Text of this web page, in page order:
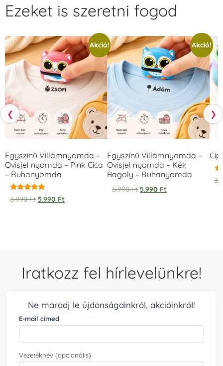
❮
Ezeket is szeretni fogod
Akció!
Egyszínű Villámnyomda –
Ovisjel nyomda – Pink Cica
– Ruhanyomda
Értékelés:
5.00
6.990Ft 5.990 Ft
Akció!
Egyszínű Villámnyomda –
Ovisjel nyomda – Kék
Bagoly – Ruhanyomda
6.990Ft 5.990 Ft
❯
Iratkozz fel hírlevelünkre!
Ne maradj le újdonságainkról, akcióinkról!
E-mail címed
Vezetéknév (opcionális)